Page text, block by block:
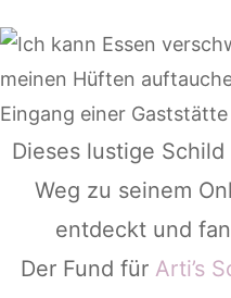
Dieses lustige
Weg zu seinem
entdeckt und
Der Fund für Arti’s